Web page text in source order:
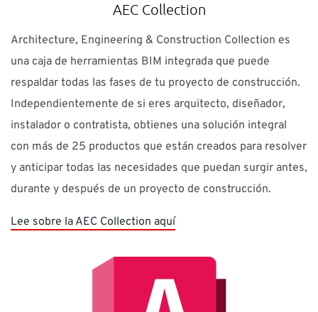
AEC Collection
Architecture, Engineering & Construction Collection es
una caja de herramientas BIM integrada que puede
respaldar todas las fases de tu proyecto de construcción.
Independientemente de si eres arquitecto, diseñador,
instalador o contratista, obtienes una solución integral
con más de 25 productos que están creados para resolver
y anticipar todas las necesidades que puedan surgir antes,
durante y después de un proyecto de construcción.
Lee sobre la AEC Collection aquí